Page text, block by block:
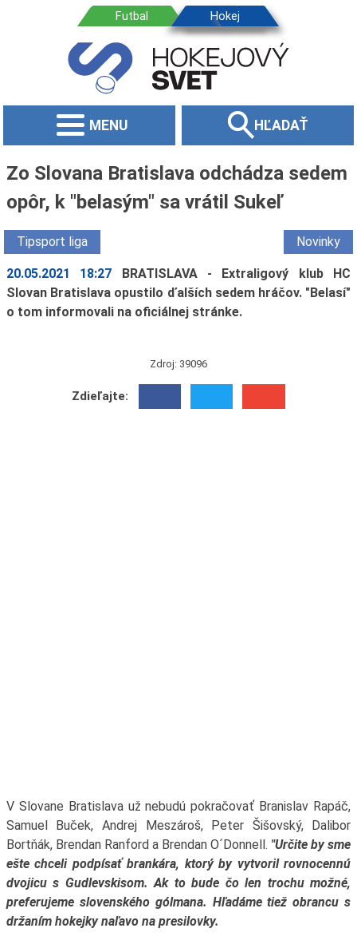
MENU HĽADAŤ
Zo Slovana Bratislava odchádza sedem
opôr, k "belasým" sa vrátil Sukeľ
Tipsport liga Novinky
20.05.2021 18:27
BRATISLAVA - Extraligový klub HC
Slovan Bratislava opustilo ďalších sedem hráčov. "Belasí"
o tom informovali na oficiálnej stránke.
Zdroj: 39096
Zdieľajte:
V Slovane Bratislava už nebudú pokračovať Branislav Rapáč,
Samuel Buček, Andrej Meszároš, Peter Šišovský, Dalibor
Bortňák, Brendan Ranford a Brendan O´Donnell. "Určite by sme
ešte chceli podpísať brankára, ktorý by vytvoril rovnocennú
dvojicu s Gudlevskisom. Ak to bude čo len trochu možné,
preferujeme slovenského gólmana. Hľadáme tiež obrancu s
držaním hokejky naľavo na presilovky.